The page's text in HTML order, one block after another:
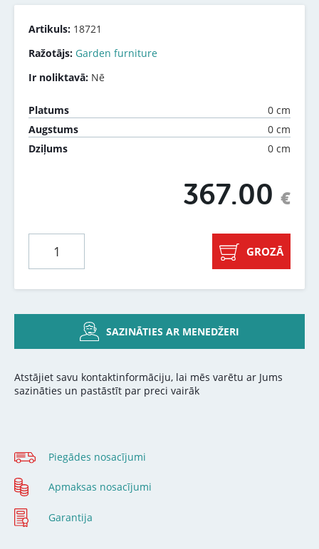
Artikuls: 18721
Ražotājs: Garden furniture
Ir noliktavā: Nē
Platums
0 cm
Augstums
0 cm
Dziļums
0 cm
367.00 €
GROZĀ
SAZINĀTIES AR MENEDŽERI
Atstājiet savu kontaktinformāciju, lai mēs varētu ar Jums
sazināties un pastāstīt par preci vairāk
Piegādes nosacījumi
Apmaksas nosacījumi
Garantija